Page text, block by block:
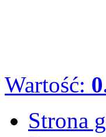
Wartość:
Strona